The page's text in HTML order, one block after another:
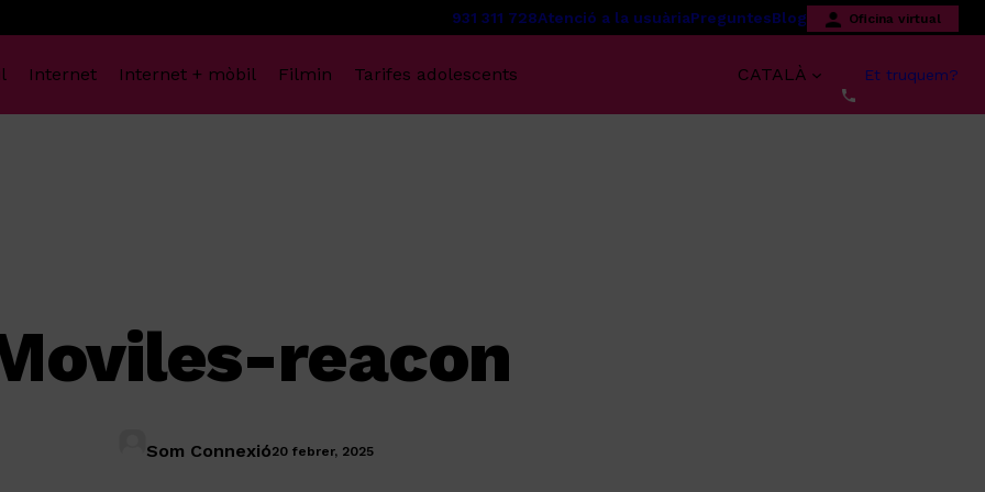
931 311 728Atenció a la usuàriaPreguntesBlog Oficina virtual
Internet Internet + mòbil Filmin Tarifes adolescents CATALÀ Et truquem?
reacon
Som Connexió20 febrer, 2025